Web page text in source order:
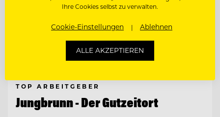
TOP ARBEITGEBER
Jungbrunn - Der Gutzeitort
Ihre Cookies selbst zu verwalten.
Cookie-Einstellungen Ablehnen
ALLE AKZEPTIEREN